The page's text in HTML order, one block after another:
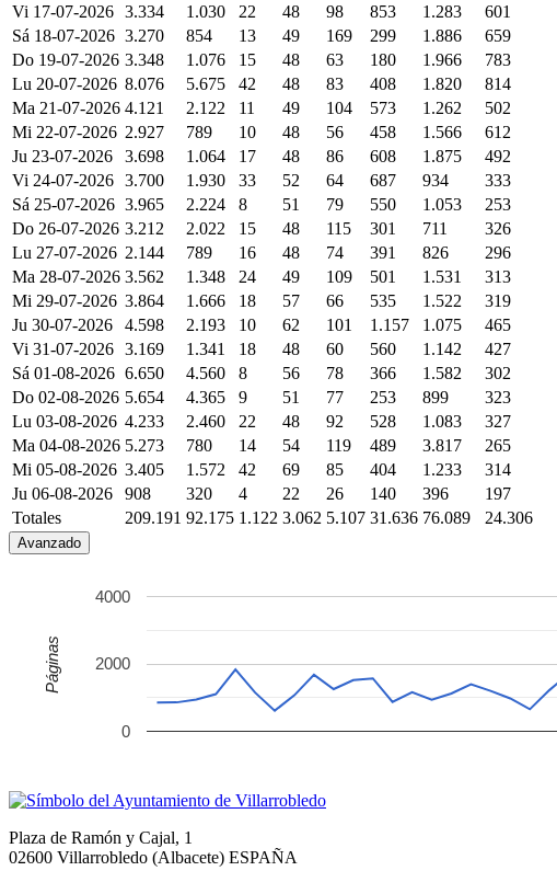
Vi 17-07-2026 3.334 1.030 22 48 98 853 1.283
601
Sá 18-07-2026 3.270 854 13 49 169 299 1.886
659
Do 19-07-2026 3.348 1.076 15 48 63 180 1.966
783
Lu 20-07-2026 8.076 5.675 42 48 83 408 1.820
814
Ma 21-07-2026 4.121 2.122 11 49 104 573 1.262
502
Mi 22-07-2026 2.927 789 10 48 56 458 1.566
612
Ju 23-07-2026
3.698 1.064 17 48 86 608 1.875
492
Vi 24-07-2026 3.700 1.930 33 52 64 687 934
333
Sá 25-07-2026 3.965 2.224 8 51 79 550 1.053
253
Do 26-07-2026 3.212 2.022 15 48 115 301 711
326
Lu 27-07-2026 2.144 789 16 48 74 391 826
296
Ma 28-07-2026 3.562 1.348 24 49 109 501 1.531
313
Mi 29-07-2026 3.864 1.666 18 57 66 535 1.522
319
Ju 30-07-2026
4.598 2.193 10 62 101 1.157 1.075
465
Vi 31-07-2026 3.169 1.341 18 48 60 560 1.142
427
Sá 01-08-2026 6.650 4.560 8 56 78 366 1.582
302
Do 02-08-2026 5.654 4.365 9 51 77 253 899
323
Lu 03-08-2026 4.233 2.460 22 48 92 528 1.083
327
Ma 04-08-2026 5.273 780 14 54 119 489 3.817
265
Mi 05-08-2026 3.405 1.572 42 69 85 404 1.233
314
Ju 06-08-2026
908 320 4 22 26 140 396
197
Totales
209.191 92.175 1.122 3.062 5.107 31.636 76.089 24.306
Avanzado
0
2000
4000
Páginas
Plaza de Ramón y Cajal, 1
02600 Villarrobledo (Albacete) ESPAÑA